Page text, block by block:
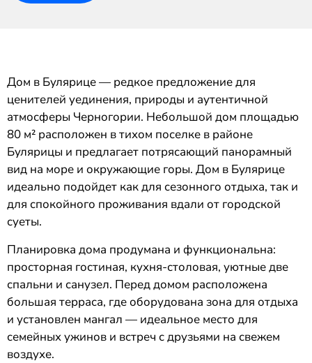
Дом в Булярице — редкое предложение для
ценителей уединения, природы и аутентичной
атмосферы Черногории. Небольшой дом площадью
80 м² расположен в тихом поселке в районе
Булярицы и предлагает потрясающий панорамный
вид на море и окружающие горы. Дом в Булярице
идеально подойдет как для сезонного отдыха, так и
для спокойного проживания вдали от городской
суеты.
Планировка дома продумана и функциональна:
просторная гостиная, кухня-столовая, уютные две
спальни и санузел. Перед домом расположена
большая терраса, где оборудована зона для отдыха
и установлен мангал — идеальное место для
семейных ужинов и встреч с друзьями на свежем
воздухе.